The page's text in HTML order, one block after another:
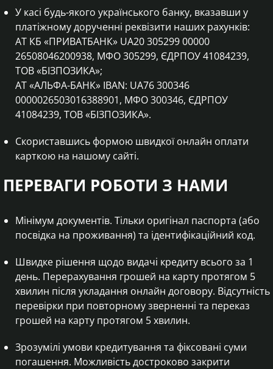
У касі будь-якого українського банку, вказавши у
платіжному дорученні реквізити наших рахунків:
АТ КБ «ПРИВАТБАНК» UA20 305299 00000
26508046200938, МФО 305299, ЄДРПОУ 41084239,
ТОВ «БІЗПОЗИКА»;
АТ «АЛЬФА-БАНК» IBAN: UA76 300346
0000026503016388901, МФО 300346, ЄДРПОУ
41084239, ТОВ «БІЗПОЗИКА».
Скориставшись формою швидкої онлайн оплати
карткою на нашому сайті.
ПЕРЕВАГИ РОБОТИ З НАМИ
Мінімум документів. Тільки оригінал паспорта (або
посвідка на проживання) та ідентифікаційний код.
Швидке рішення щодо видачі кредиту всього за 1
день. Перерахування грошей на карту протягом 5
хвилин після укладання онлайн договору. Відсутність
перевірки при повторному зверненні та переказ
грошей на карту протягом 5 хвилин.
Зрозумілі умови кредитування та фіксовані суми
погашення. Можливість достроково закрити